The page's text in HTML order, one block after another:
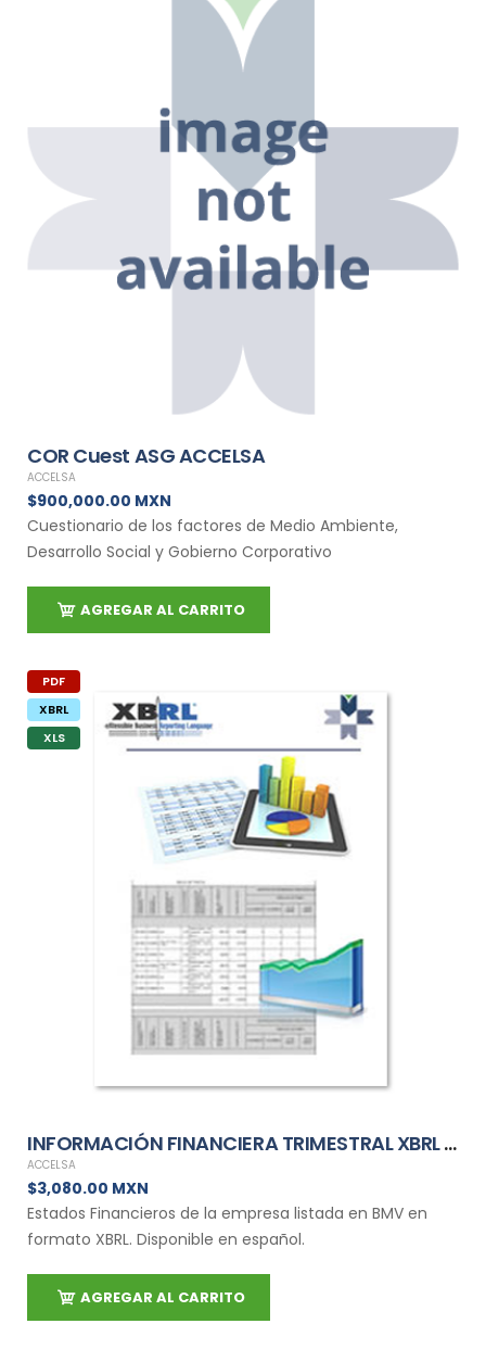
COR Cuest ASG ACCELSA
ACCELSA
$900,000.00 MXN
Cuestionario de los factores de Medio Ambiente,
Desarrollo Social y Gobierno Corporativo
AGREGAR AL CARRITO
PDF
XBRL
XLS
INFORMACIÓN FINANCIERA TRIMESTRAL XBRL DE ACCELSA
ACCELSA
$3,080.00 MXN
Estados Financieros de la empresa listada en BMV en
formato XBRL. Disponible en español.
AGREGAR AL CARRITO